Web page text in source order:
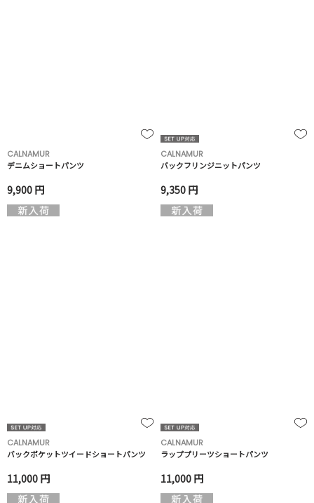
CALNAMUR
デニムショートパンツ
9,900 円
CALNAMUR
バックフリンジニットパンツ
9,350 円
CALNAMUR
バックポケットツイードショートパンツ
11,000 円
CALNAMUR
ラッププリーツショートパンツ
11,000 円